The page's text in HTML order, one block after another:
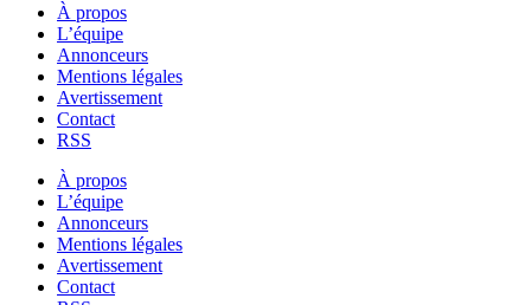
À propos
L’équipe
Annonceurs
Mentions légales
Avertissement
Contact
RSS
À propos
L’équipe
Annonceurs
Mentions légales
Avertissement
Contact